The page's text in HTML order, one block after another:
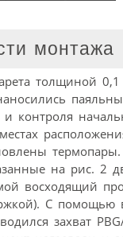
монтажа
толщиной
контроля
на рис. 2
восходящий
С помощью
захват